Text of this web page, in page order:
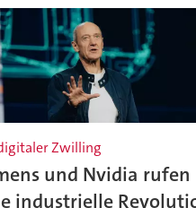
Zwilling
und Nvidia rufen
industrielle